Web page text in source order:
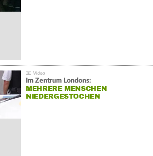
Im Zentrum Londons:
MEHRERE MENSCHEN
NIEDERGESTOCHEN